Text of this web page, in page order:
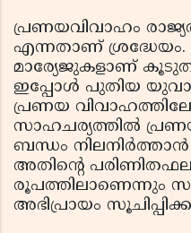
പ്രണയവിവാഹം
എന്നതാണ്
മാര്യേജുകളാണ്
ഇപ്പോൾ പുതിയ
പ്രണയ
സാഹചര്യത്തിൽ
ബന്ധം നിലനിർത്താൻ
അതിന്റെ
രൂപത്തിലാണെന്നും
അഭിപ്രായം